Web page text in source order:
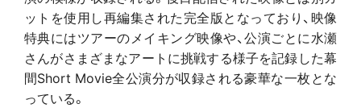
ットを使用し再編集された完全版となっており、映像
特典にはツアーのメイキング映像や、公演ごとに水瀬
さんがさまざまなアートに挑戦する様子を記録した幕
間Short Movie全公演分が収録される豪華な一枚とな
っている。